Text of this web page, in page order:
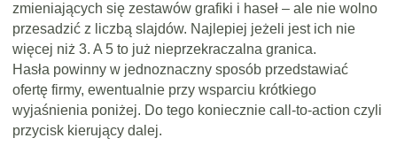
zmieniających się zestawów grafiki i haseł – ale nie wolno
przesadzić z liczbą slajdów. Najlepiej jeżeli jest ich nie
więcej niż 3. A 5 to już nieprzekraczalna granica.
Hasła powinny w jednoznaczny sposób przedstawiać
ofertę firmy, ewentualnie przy wsparciu krótkiego
wyjaśnienia poniżej. Do tego koniecznie call-to-action czyli
przycisk kierujący dalej.